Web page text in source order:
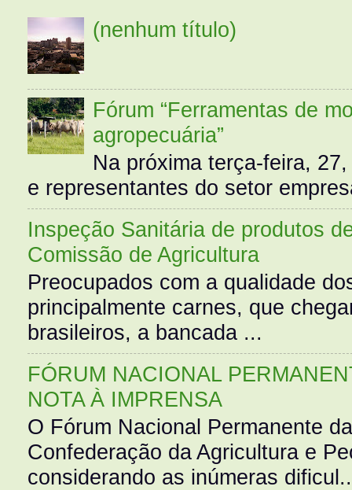
(nenhum título)
Fórum “Ferramentas de
agropecuária”
Na próxima terça-feira,
e representantes do setor
Inspeção Sanitária de produtos
Comissão de Agricultura
Preocupados com a qualidade
principalmente carnes, que
brasileiros, a bancada ...
FÓRUM NACIONAL
NOTA À IMPRENSA
O Fórum Nacional Permanente
Confederação da Agricultura e
considerando as inúmeras